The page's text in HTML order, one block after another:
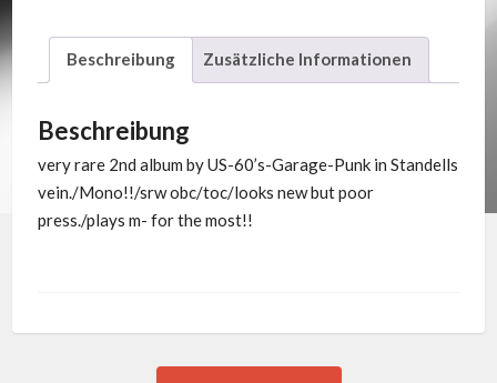
Beschreibung Zusätzliche Informationen
Beschreibung
very rare 2nd album by US-60’s-Garage-Punk in Standells
vein./Mono!!/srw obc/toc/looks new but poor
press./plays m- for the most!!